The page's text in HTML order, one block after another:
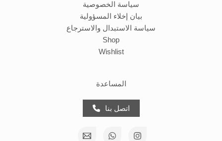
سياسة الخصوصية
بيان إخلاء المسؤولية
سياسة الاستبدال والاسترجاع
Shop
Wishlist
المساعدة
اتصل بنا